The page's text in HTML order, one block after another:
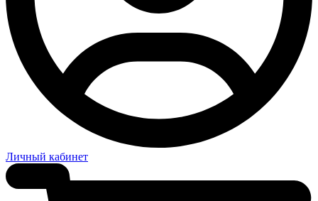
Личный кабинет